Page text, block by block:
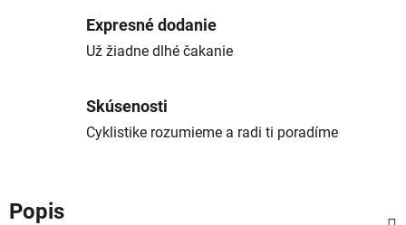
Expresné dodanie
Už žiadne dlhé čakanie
Skúsenosti
Cyklistike rozumieme a radi ti poradíme
Popis